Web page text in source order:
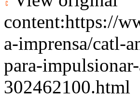
content:https://
a-imprensa/catl-
para-
302462100.html